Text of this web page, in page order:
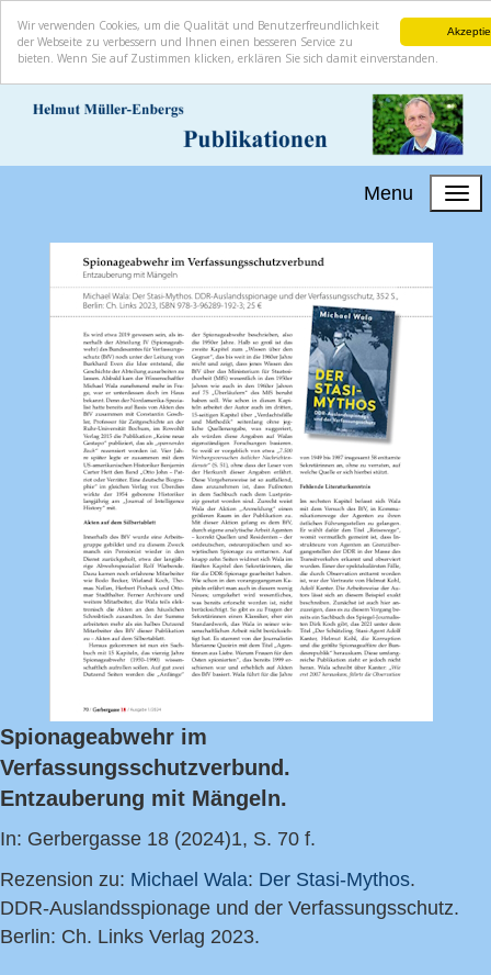
Wir verwenden Cookies, um die Qualität und Benutzerfreundlichkeit
der Webseite zu verbessern und Ihnen einen besseren Service zu
bieten. Wenn Sie auf Zustimmen klicken, erklären Sie sich damit einverstanden.
Menu
Spionageabwehr im
Verfassungsschutzverbund.
Entzauberung mit Mängeln.
In: Gerbergasse 18 (2024)1, S. 70 f.
Rezension zu: Michael Wala: Der Stasi-Mythos.
DDR-Auslandsspionage und der Verfassungsschutz.
Berlin: Ch. Links Verlag 2023.